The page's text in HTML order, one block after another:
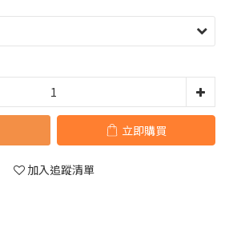
立即購買
加入追蹤清單